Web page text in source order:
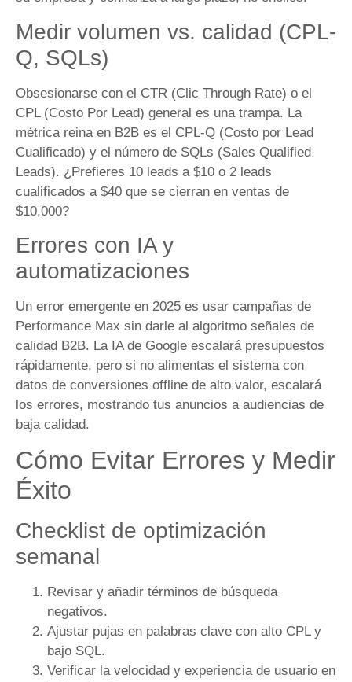
Medir volumen vs. calidad (CPL-
Q, SQLs)
Obsesionarse con el CTR (Clic Through Rate) o el
CPL (Costo Por Lead) general es una trampa. La
métrica reina en B2B es el CPL-Q (Costo por Lead
Cualificado) y el número de SQLs (Sales Qualified
Leads). ¿Prefieres 10 leads a $10 o 2 leads
cualificados a $40 que se cierran en ventas de
$10,000?
Errores con IA y
automatizaciones
Un error emergente en 2025 es usar campañas de
Performance Max sin darle al algoritmo señales de
calidad B2B. La IA de Google escalará presupuestos
rápidamente, pero si no alimentas el sistema con
datos de conversiones offline de alto valor, escalará
los errores, mostrando tus anuncios a audiencias de
baja calidad.
Cómo Evitar Errores y Medir
Éxito
Checklist de optimización
semanal
Revisar y añadir términos de búsqueda
negativos.
Ajustar pujas en palabras clave con alto CPL y
bajo SQL.
Verificar la velocidad y experiencia de usuario en